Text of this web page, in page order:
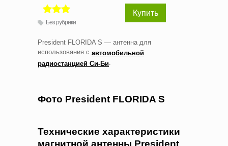
Без рубрики
Купить
President FLORIDA S — антенна для
использования с автомобильной
радиостанцией Си-Би
Фото President FLORIDA S
Технические характеристики
магнитной антенны President